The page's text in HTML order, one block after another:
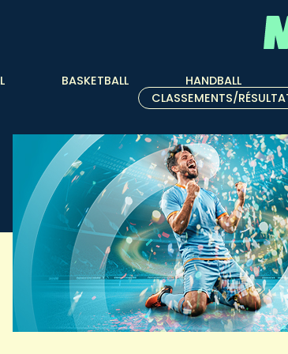
BASKETBALL HANDBALL
CLASSEMENTS/